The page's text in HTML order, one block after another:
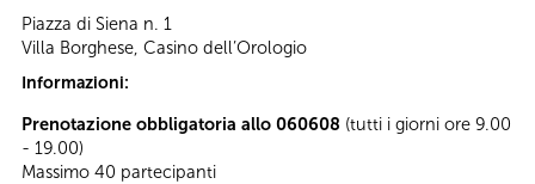
Piazza di Siena n. 1
Villa Borghese, Casino dell’Orologio
Informazioni:
Prenotazione obbligatoria allo 060608 (tutti i giorni ore 9.00
- 19.00)
Massimo 40 partecipanti